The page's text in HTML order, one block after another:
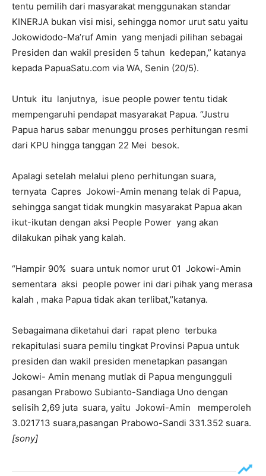
tentu pemilih dari masyarakat menggunakan standar
KINERJA bukan visi misi, sehingga nomor urut satu yaitu
Jokowidodo-Ma’ruf Amin yang menjadi pilihan sebagai
Presiden dan wakil presiden 5 tahun kedepan,” katanya
kepada PapuaSatu.com via WA, Senin (20/5).
Untuk itu lanjutnya, isue people power tentu tidak
mempengaruhi pendapat masyarakat Papua. “Justru
Papua harus sabar menunggu proses perhitungan resmi
dari KPU hingga tanggan 22 Mei besok.
Apalagi setelah melalui pleno perhitungan suara,
ternyata Capres Jokowi-Amin menang telak di Papua,
sehingga sangat tidak mungkin masyarakat Papua akan
ikut-ikutan dengan aksi People Power yang akan
dilakukan pihak yang kalah.
“Hampir 90% suara untuk nomor urut 01 Jokowi-Amin
sementara aksi people power ini dari pihak yang merasa
kalah , maka Papua tidak akan terlibat,’’katanya.
Sebagaimana diketahui dari rapat pleno terbuka
rekapitulasi suara pemilu tingkat Provinsi Papua untuk
presiden dan wakil presiden menetapkan pasangan
Jokowi- Amin menang mutlak di Papua mengungguli
pasangan Prabowo Subianto-Sandiaga Uno dengan
selisih 2,69 juta suara, yaitu Jokowi-Amin memperoleh
3.021713 suara,pasangan Prabowo-Sandi 331.352 suara.
[sony]